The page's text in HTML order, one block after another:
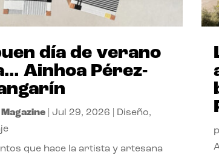
día de verano
Ainhoa Pérez-
Magazine Jul 29, 2026 Diseño,
que hace la artista y artesana